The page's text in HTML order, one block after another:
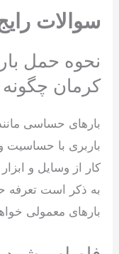
سوالات
نحوه حمل
کرمان
بارهای حساسی
باربری با حساسیت
کار از وسایل و
به ذکر است تعرفه
بارهای معمولی